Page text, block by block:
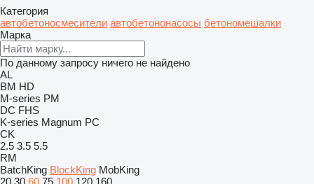
Категория
автобетоносмесители автобетононасосы бетономешалки
Марка
По данному запросу ничего не найдено
AL
BM HD
M-series PM
DC FHS
K-series Magnum PC
CK
2.5 3.5 5.5
RM
BatchKing BlockKing MobKing
20 30 60 75 100 120 160